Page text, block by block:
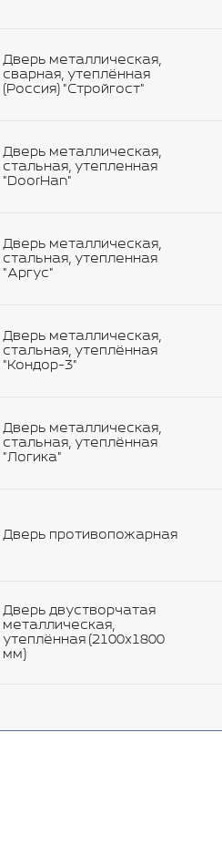
Дверь металлическая,
сварная, утеплённая
(Россия) "Стройгост"
Дверь металлическая,
стальная, утепленная
"DoorHan"
Дверь металлическая,
стальная, утепленная
"Аргус"
Дверь металлическая,
стальная, утеплённая
"Кондор-3"
Дверь металлическая,
стальная, утеплённая
"Логика"
Дверь противопожарная
Дверь двустворчатая
металлическая,
утеплённая (2100х1800
мм)